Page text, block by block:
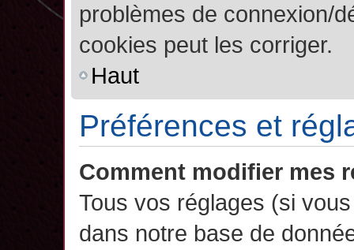
problèmes de connexion/
cookies peut les corriger.
Haut
Préférences et
Comment modifier mes
Tous vos réglages (si
dans notre base de